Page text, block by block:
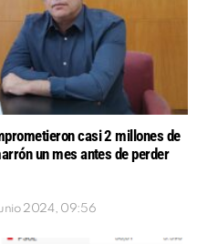
casi 2 millones de
un mes antes de perder
junio 2024, 09:56